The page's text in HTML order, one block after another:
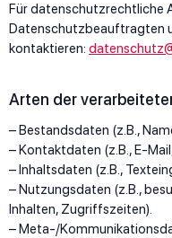
Für datenschutzrechtliche
Datenschutzbeauftragten
kontaktieren:
Arten der
– Bestandsdaten (z.B.,
– Kontaktdaten (z.B., E-
– Inhaltsdaten (z.B.,
– Nutzungsdaten (z.B.,
Inhalten, Zugriffszeiten).
– Meta-/